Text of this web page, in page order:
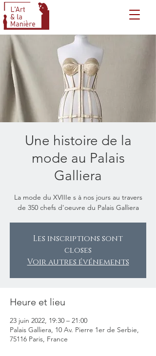
Une histoire de la
mode au Palais
Galliera
La mode du XVIIIe s à nos jours au travers
de 350 chefs d'oeuvre du Palais Galliera
Les inscriptions sont
closes
Voir autres événements
Heure et lieu
23 juin 2022, 19:30 – 21:00
Palais Galliera, 10 Av. Pierre 1er de Serbie,
75116 Paris, France